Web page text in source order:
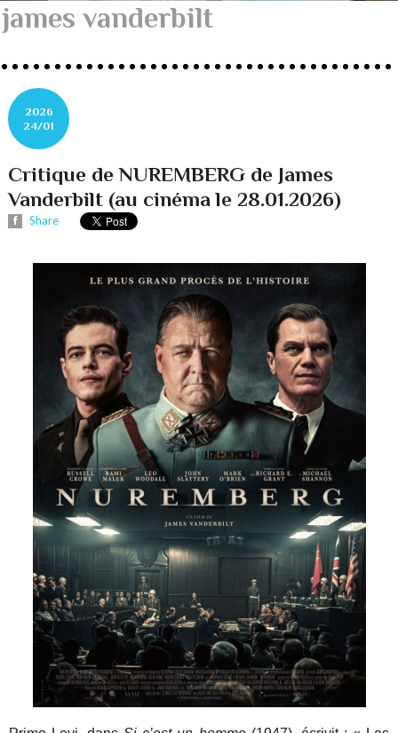
james vanderbilt
2026
24/01
Critique de NUREMBERG de James
Vanderbilt (au cinéma le 28.01.2026)
Share